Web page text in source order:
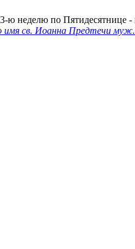
неделю по Пятидесятнице
имя св. Иоанна Предтечи